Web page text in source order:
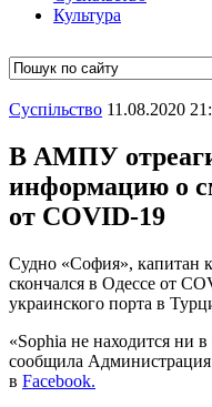
Культура
Суспiльство 11.08.2020
В АМПУ
информацию о
от COVID-19
Судно «София», капитан
скончался в Одессе от
украинского порта в
«Sophia не находится ни
сообщила Администрация
в Facebook.